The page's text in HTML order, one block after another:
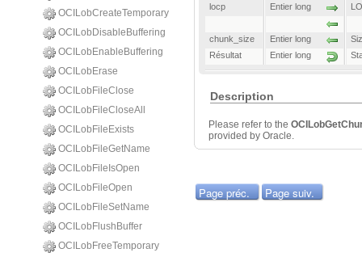
OCILobCreateTemporary
OCILobDisableBuffering
OCILobEnableBuffering
OCILobErase
OCILobFileClose
OCILobFileCloseAll
OCILobFileExists
OCILobFileGetName
OCILobFileIsOpen
OCILobFileOpen
OCILobFileSetName
OCILobFlushBuffer
OCILobFreeTemporary
locp Entier long
chunk_size Entier long
Résultat
Entier long
Description
Please refer to the
provided by Oracle.
Page préc. Page suiv.